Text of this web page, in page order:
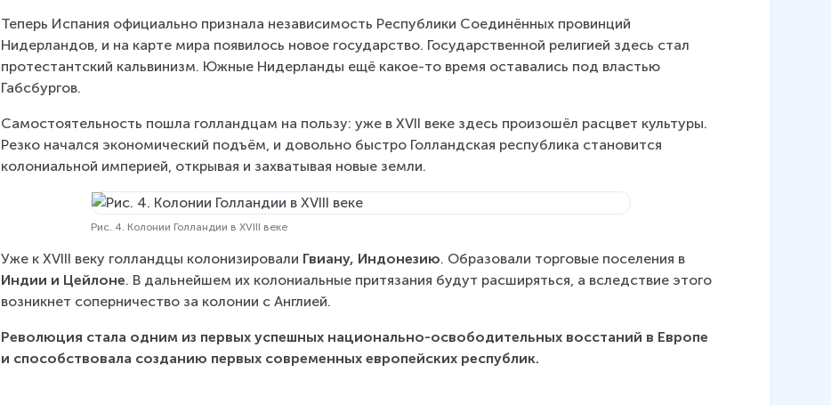
Теперь Испания официально признала независимость Республики Соединённых провинций
Нидерландов, и на карте мира появилось новое государство. Государственной религией здесь стал
протестантский кальвинизм. Южные Нидерланды ещё какое-то время оставались под властью
Габсбургов.
Самостоятельность пошла голландцам на пользу: уже в XVII веке здесь произошёл расцвет культуры.
Резко начался экономический подъём, и довольно быстро Голландская республика становится
колониальной империей, открывая и захватывая новые земли.
Рис. 4. Колонии Голландии в XVIII веке
Уже к XVIII веку голландцы колонизировали Гвиану, Индонезию. Образовали торговые поселения в
Индии и Цейлоне. В дальнейшем их колониальные притязания будут расширяться, а вследствие этого
возникнет соперничество за колонии с Англией.
Революция стала одним из первых успешных национально-освободительных восстаний в Европе
и способствовала созданию первых современных европейских республик.